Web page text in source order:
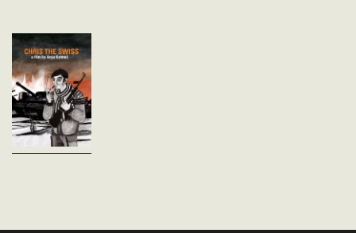
Croatie, janvier 1992. En plein
conflit yougoslave, Chris,
jeune journaliste suisse, est
retrouvé assassiné dans
de mystérieuses ...